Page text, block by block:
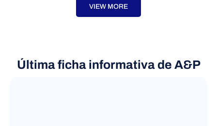
VIEW MORE
Última ficha informativa de A&P